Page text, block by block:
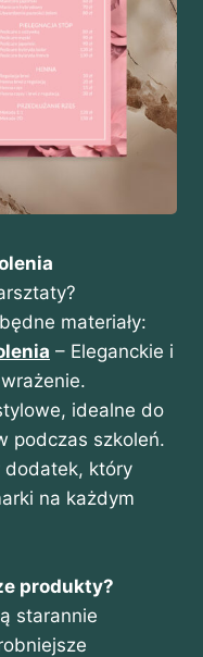
materiały:
– Eleganckie i
idealne do
podczas szkoleń.
dodatek, który
na każdym
produkty?
starannie